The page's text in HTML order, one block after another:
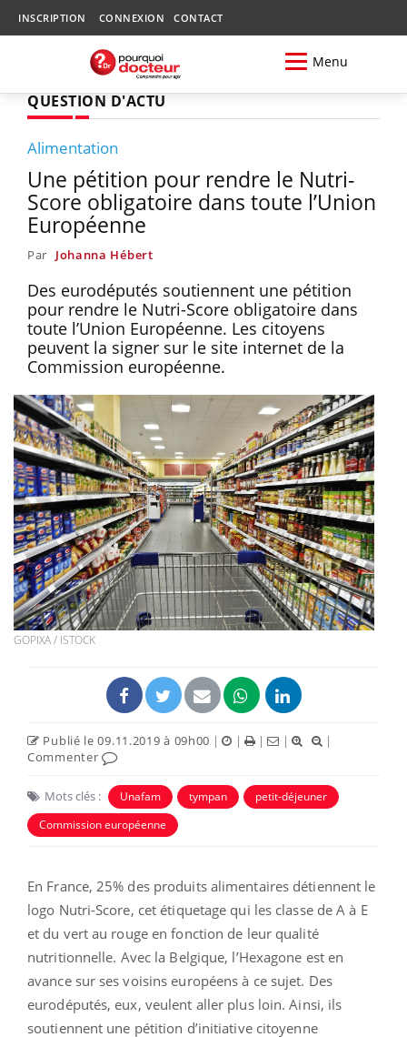
INSCRIPTION CONNEXION CONTACT
Menu
QUESTION D'ACTU
Alimentation
Une pétition pour rendre le Nutri-
Score obligatoire dans toute l’Union
Européenne
Par Johanna Hébert
Des eurodéputés soutiennent une pétition
pour rendre le Nutri-Score obligatoire dans
toute l’Union Européenne. Les citoyens
peuvent la signer sur le site internet de la
Commission européenne.
GOPIXA / ISTOCK
Publié le 09.11.2019 à 09h00 | | | |
|
Commenter
Mots clés : Unafam tympan
petit-déjeuner
Commission européenne
En France, 25% des produits alimentaires détiennent le
logo Nutri-Score, cet étiquetage qui les classe de A à E
et du vert au rouge en fonction de leur qualité
nutritionnelle. Avec la Belgique, l’Hexagone est en
avance sur ses voisins européens à ce sujet. Des
eurodéputés, eux, veulent aller plus loin. Ainsi, ils
soutiennent une pétition d’initiative citoyenne